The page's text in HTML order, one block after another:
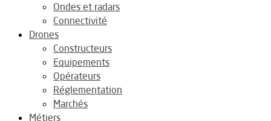
Ondes et radars
Connectivité
Drones
Constructeurs
Equipements
Opérateurs
Réglementation
Marchés
Métiers